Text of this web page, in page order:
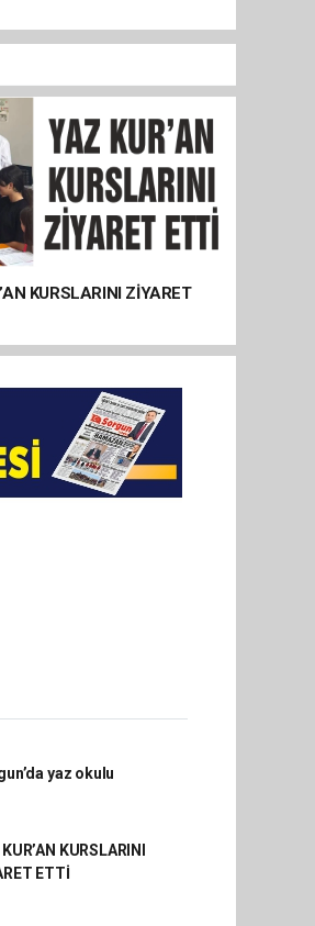
KURSLARINI ZİYARET
yaz okulu
KURSLARINI
ETTİ